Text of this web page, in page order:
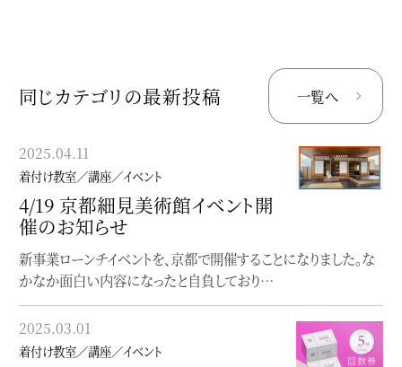
同じカテゴリの最新投稿 一覧へ
2025.04.11
着付け教室／講座／イベント
4/19 京都細見美術館イベント開
催のお知らせ
新事業ローンチイベントを、京都で開催することになりました。な
かなか面白い内容になったと自負しており…
2025.03.01
着付け教室／講座／イベント
2024.08.29
着付け教室／講座／イベント
個性にふれる、着物の楽しみ方
入門
〜どこから始めて良いか分からない貴方へ〜【座学】個性にふれ
る、着物の楽しみ方入門着付け（実技）を学…
2023.06.19
着付け教室／講座／イベント